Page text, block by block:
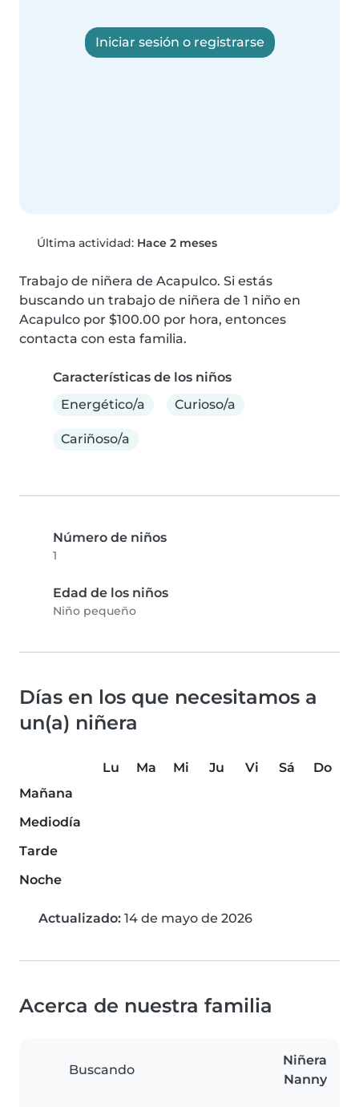
Iniciar sesión o registrarse
Última actividad: Hace 2 meses
Trabajo de niñera de Acapulco. Si estás
buscando un trabajo de niñera de 1 niño en
Acapulco por $100.00 por hora, entonces
contacta con esta familia.
Características de los niños
Energético/a
Curioso/a
Cariñoso/a
Número de niños
1
Edad de los niños
Niño pequeño
Días en los que necesitamos a
un(a) niñera
Lu Ma Mi Ju Vi Sá
Do
Mañana
Mediodía
Tarde
Noche
Actualizado: 14 de mayo de 2026
Acerca de nuestra familia
Buscando
Niñera
Nanny